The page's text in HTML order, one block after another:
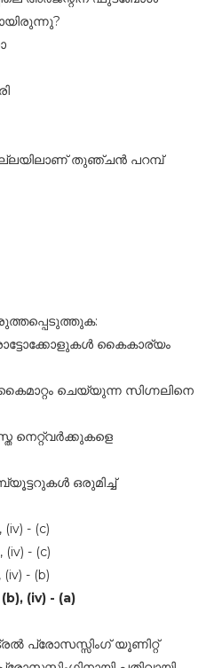
തുഞ്ചന്‍ പറമ്പ്‌
കൈകാര്യം
കൈമാറ്റം ചെയ്യുന്ന സിഗ്നലിനെ
നെറ്റ്‌വര്‍ക്കുകളെ
ഒരുമിച്ച്‌
(iv) - (c)
(iv) - (c)
(iv) - (b)
(iv) - (a)
പ്രോസസ്സിംഗ്‌ യൂണിറ്റ്‌